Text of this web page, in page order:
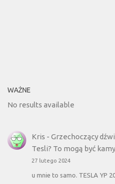
WAŻNE
No results available
Kris - Grzechoczący
Tesli? To mogą być
27 lutego 2024
u mnie to samo. TESLA YP